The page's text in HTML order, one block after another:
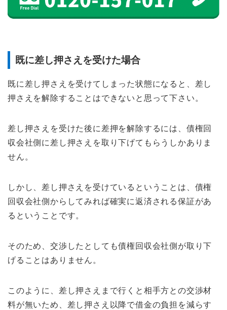
既に差し押さえを受けた場合
既に差し押さえを受けてしまった状態になると、差し
押さえを解除することはできないと思って下さい。
差し押さえを受けた後に差押を解除するには、債権回
収会社側に差し押さえを取り下げてもらうしかありま
せん。
しかし、差し押さえを受けているということは、債権
回収会社側からしてみれば確実に返済される保証があ
るということです。
そのため、交渉したとしても債権回収会社側が取り下
げることはありません。
このように、差し押さえまで行くと相手方との交渉材
料が無いため、差し押さえ以降で借金の負担を減らす